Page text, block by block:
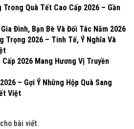
Trong Quà Tết Cao Cấp 2026 – Gần
Đình, Bạn Bè Và Đối Tác Năm 2026
Trọng 2026 – Tinh Tế, Ý Nghĩa Và
Cấp 2026 Mang Hương Vị Truyền
– Gợi Ý Những Hộp Quà Sang
Việt
bài viết.